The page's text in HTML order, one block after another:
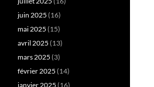
juin 2025 (16)
mai 2025 (15)
avril 2025 (13)
mars 2025 (3)
février 2025 (14)
janvier 2025 (16)